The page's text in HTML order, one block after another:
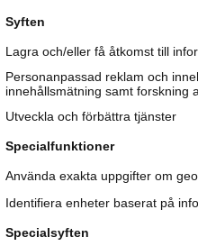
nya
Läs
Syften
Lagra och/eller få åtkomst till
Personanpassad reklam och
innehållsmätning samt forskning
Utveckla och förbättra tjänster
Specialfunktioner
Använda exakta uppgifter om
Identifiera enheter baserat på
Specialsyften